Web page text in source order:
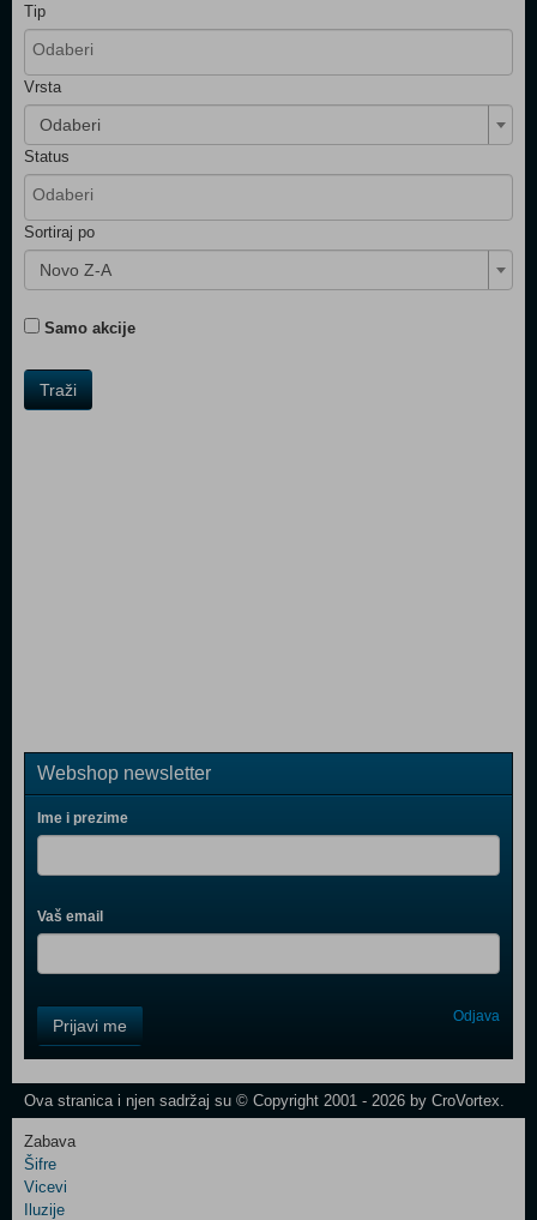
Tip
Vrsta
Odaberi
Status
Sortiraj po
Novo Z-A
Samo akcije
Traži
Webshop newsletter
Ime i prezime
Vaš email
Field
One
Control
Prijavi me Odjava
Ova stranica i njen sadržaj su © Copyright 2001 - 2026 by CroVortex.
Zabava
Šifre
Vicevi
Iluzije